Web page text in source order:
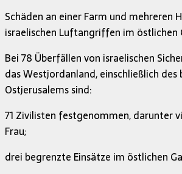
Schäden an einer Farm und mehreren
israelischen Luftangriffen im östlichen
Bei 78 Überfällen von israelischen
das Westjordanland, einschließlich des
Ostjerusalems sind:
71 Zivilisten festgenommen, darunter
Frau;
drei begrenzte Einsätze im östlichen